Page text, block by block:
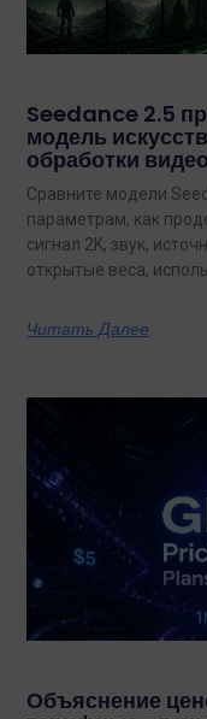
Seedance 2.5
модель
обработки
Сравните модели
параметрам, как
сигнал 2K, звук,
открытые веса,
конкретных задач на
Читать Далее
Объяснение